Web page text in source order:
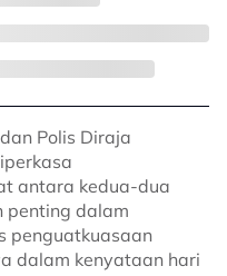
Polis Diraja
antara kedua-dua
penting dalam
penguatkuasaan
dalam kenyataan hari